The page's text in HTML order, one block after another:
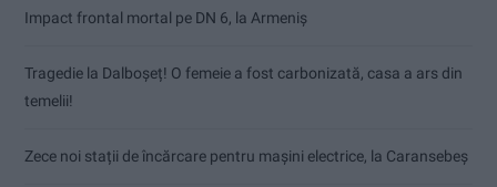
Impact frontal mortal pe DN 6, la Armeniș
Tragedie la Dalboşeț! O femeie a fost carbonizată, casa a ars din
temelii!
Zece noi stații de încărcare pentru mașini electrice, la Caransebeș